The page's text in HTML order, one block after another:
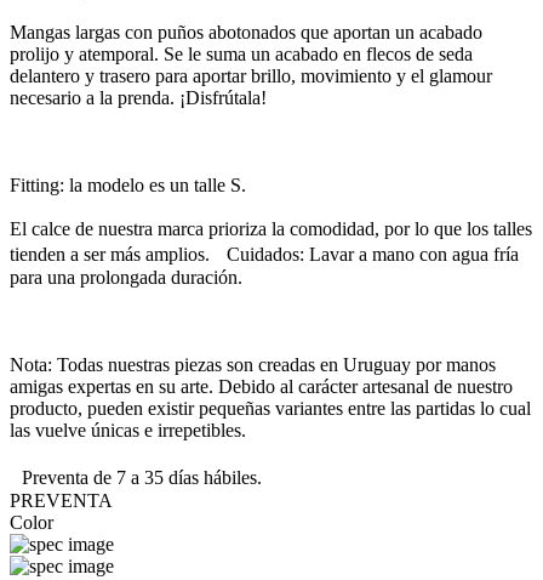
Mangas largas con puños abotonados que aportan un acabado
prolijo y atemporal. Se le suma un acabado en flecos de seda
delantero y trasero para aportar brillo, movimiento y el glamour
necesario a la prenda. ¡Disfrútala!
Fitting: la modelo es un talle S.
El calce de nuestra marca prioriza la comodidad, por lo que los talles
tienden a ser más amplios. Cuidados: Lavar a mano con agua fría
para una prolongada duración.
Nota: Todas nuestras piezas son creadas en Uruguay por manos
amigas expertas en su arte. Debido al carácter artesanal de nuestro
producto, pueden existir pequeñas variantes entre las partidas lo cual
las vuelve únicas e irrepetibles.
Preventa de 7 a 35 días hábiles.
PREVENTA
Color